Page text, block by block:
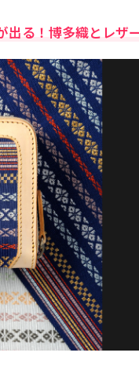
出る！博多織とレザ